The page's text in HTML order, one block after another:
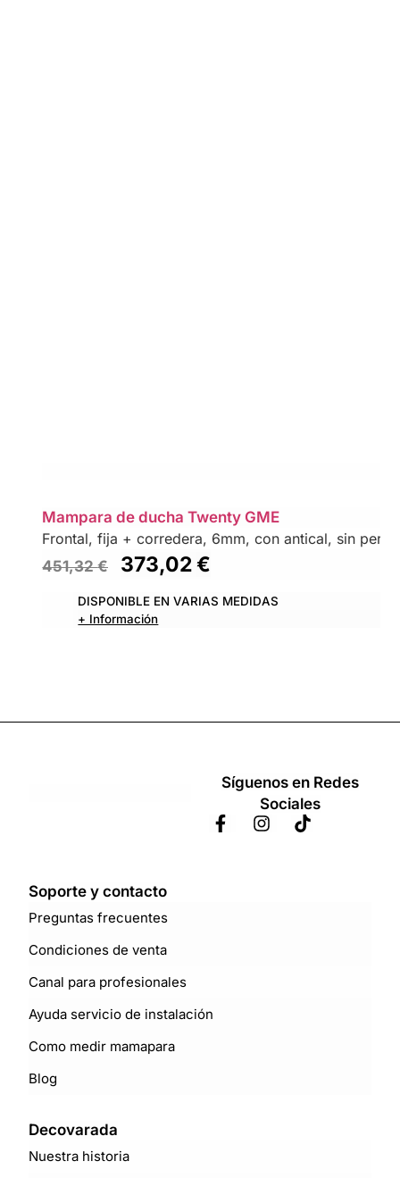
Mampara de ducha Twenty GME
Frontal, fija + corredera, 6mm, con antical, sin
451,32€ 373,02€
DISPONIBLE EN VARIAS MEDIDAS
+ Información
Síguenos en Redes
Sociales
Soporte y contacto
Preguntas frecuentes
Condiciones de venta
Canal para profesionales
Ayuda servicio de instalación
Como medir mamapara
Blog
Decovarada
Nuestra historia